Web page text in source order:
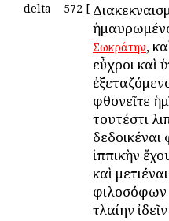
delta 572 [
Σωκράτην,
εὖχροι καὶ
φθονεῖτε
τουτέστι
δεδοικέναι
ἱππικὴν
καὶ
φιλοσόφων
τλαίην